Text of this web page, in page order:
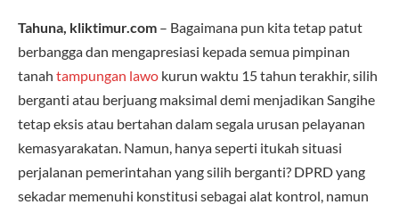
Tahuna, kliktimur.com – Bagaimana pun kita tetap patut
berbangga dan mengapresiasi kepada semua pimpinan
tanah tampungan lawo kurun waktu 15 tahun terakhir, silih
berganti atau berjuang maksimal demi menjadikan Sangihe
tetap eksis atau bertahan dalam segala urusan pelayanan
kemasyarakatan. Namun, hanya seperti itukah situasi
perjalanan pemerintahan yang silih berganti? DPRD yang
sekadar memenuhi konstitusi sebagai alat kontrol, namun